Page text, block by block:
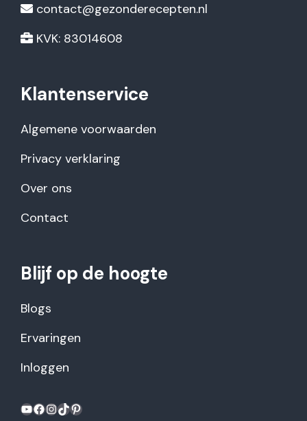
contact@gezonderecepten.nl
KVK: 83014608
Klantenservice
Algemene voorwaarden
Privacy verklaring
Over ons
Contact
Blijf op de hoogte
Blogs
Ervaringen
Inloggen